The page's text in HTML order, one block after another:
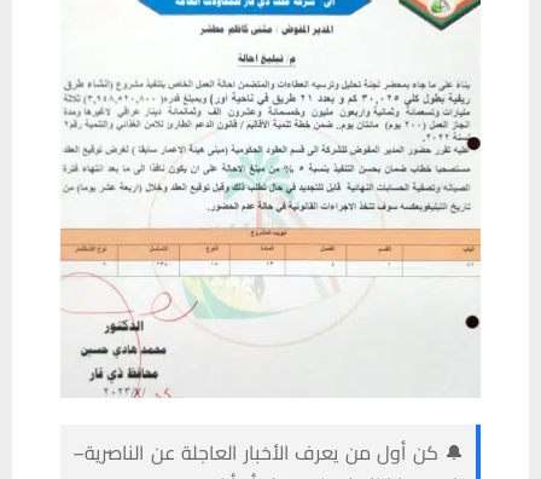
🔔 كن أول من يعرف الأخبار العاجلة عن الناصرية–